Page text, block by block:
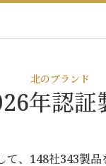
北のブランド
年認証
て、148社343製品